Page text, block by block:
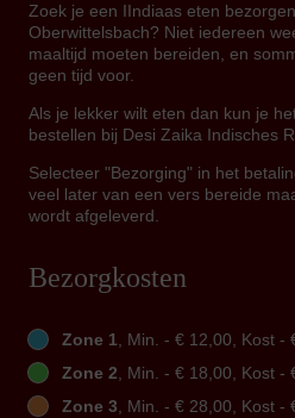
Zoek je een IIndiaas eten
Oberwittelsbach? Niet iedereen
maaltijd moeten bereiden, en
geen tijd voor.
Als je lekker wilt eten dan kun je
bestellen bij Desi Zaika Indisches
Selecteer "Bezorging" in het
veel later van een vers bereide
wordt afgeleverd.
Bezorgkosten
Zone 1, Min. - € 12,00, Kost -
Zone 2, Min. - € 18,00, Kost -
Zone 3, Min. - € 28,00, Kost -